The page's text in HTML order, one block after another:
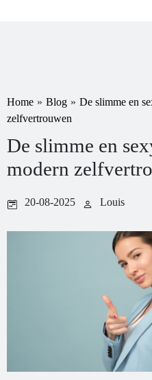
Home » Blog » De slimme en
zelfvertrouwen
De slimme en
modern
20-08-2025 Louis